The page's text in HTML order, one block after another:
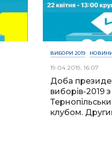
ВИБОРИ 2019
19.04.2019, 16:07
Доба
виборів-2019 з
клубом.